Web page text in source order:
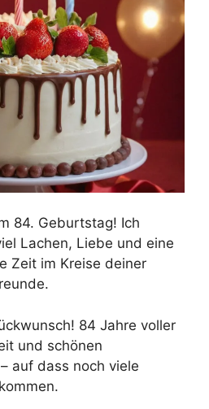
84. Geburtstag! Ich
Lachen, Liebe und eine
Zeit im Kreise deiner
84 Jahre voller
und schönen
auf dass noch viele